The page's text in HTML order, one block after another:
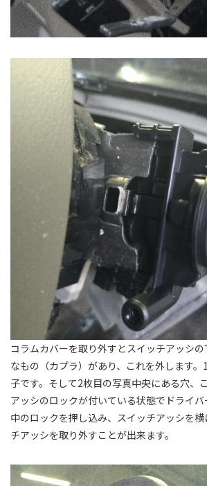
コラムカバーを取り外すとスイッチアッシ
なもの（カプラ）があり、これを外します
子です。そして2枚目の写真中央にある穴、
アッシのロックが付いている状態でドライ
中のロックを押し込み、スイッチアッシを
チアッシを取り外すことが出来ます。